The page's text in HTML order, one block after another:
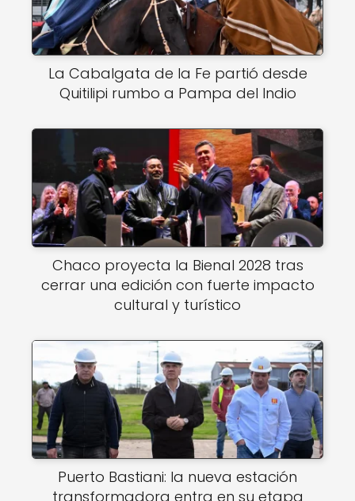
La Cabalgata de la Fe partió desde
Quitilipi rumbo a Pampa del Indio
Chaco proyecta la Bienal 2028 tras
cerrar una edición con fuerte impacto
cultural y turístico
Puerto Bastiani: la nueva estación
transformadora entra en su etapa